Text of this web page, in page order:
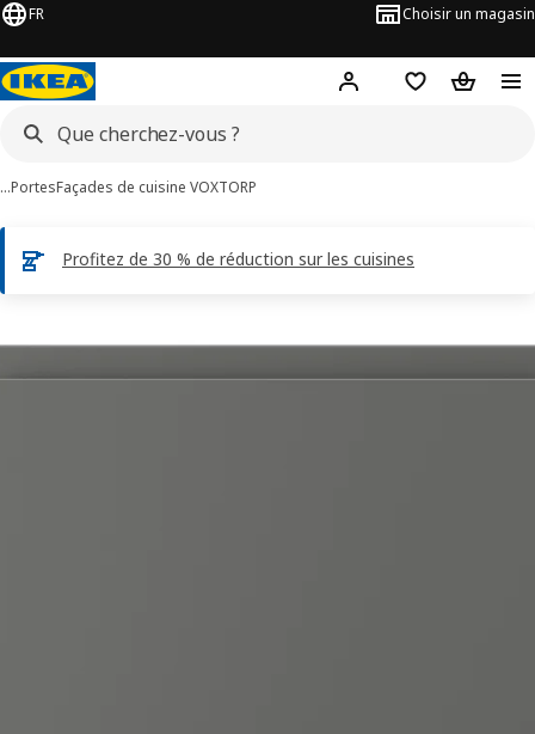
FR Choisir un magasin
Hej ! Connectez-vous
FavorisPanier
…PortesFaçades de cuisine VOXTORP
Profitez de 30 % de réduction sur les cuisines
de 6 VOXTORP